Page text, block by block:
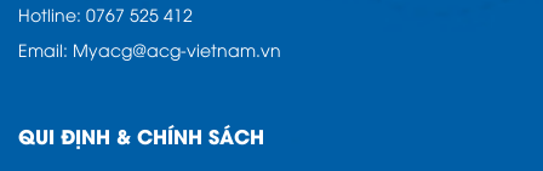
Hotline: 0767 525 412
Email: Myacg@acg-vietnam.vn
QUI ĐỊNH & CHÍNH SÁCH